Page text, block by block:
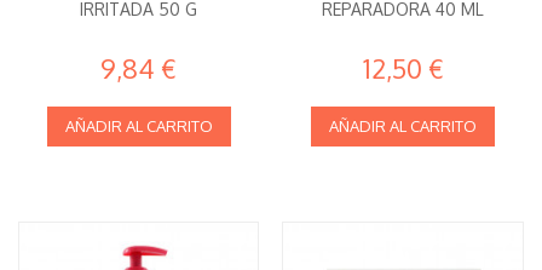
IRRITADA 50 G
9,84 €
AÑADIR AL CARRITO
REPARADORA 40 ML
12,50 €
AÑADIR AL CARRITO